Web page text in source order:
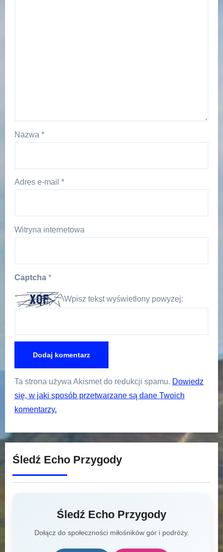
Nazwa *
Adres e-mail *
Witryna internetowa
Captcha *
Wpisz tekst wyświetlony powyżej:
Ta strona używa Akismet do redukcji spamu. Dowiedz
się, w jaki sposób przetwarzane są dane Twoich
komentarzy.
Śledź Echo Przygody
Śledź Echo Przygody
Dołącz do społeczności miłośników gór i podróży.